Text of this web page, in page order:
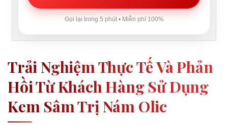
Gọi lại trong 5 phút • Miễn phí 100%
Trải Nghiệm Thực Tế Và Phản
Hồi Từ Khách Hàng Sử Dụng
Kem Sâm Trị Nám Olic